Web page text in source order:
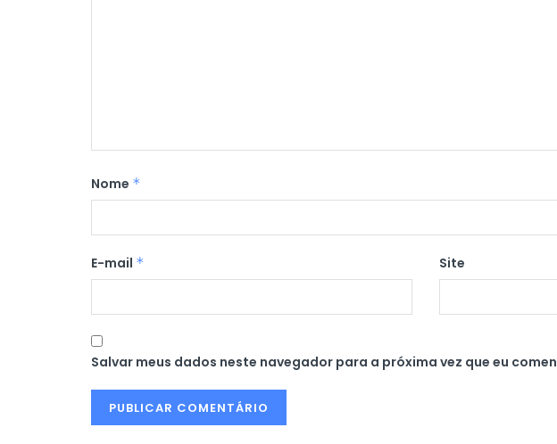
Nome *
E-mail * Site
Salvar meus dados neste navegador para a próxima vez que eu